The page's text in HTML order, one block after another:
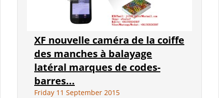
XF nouvelle caméra de la coiffe
des manches à balayage
latéral marques de codes-
barres...
Friday 11 September 2015